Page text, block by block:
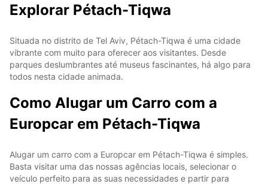
Explorar Pétach-Tiqwa
Situada no distrito de Tel Aviv, Pétach-Tiqwa é uma cidade
vibrante com muito para oferecer aos visitantes. Desde
parques deslumbrantes até museus fascinantes, há algo para
todos nesta cidade animada.
Como Alugar um Carro com a
Europcar em Pétach-Tiqwa
Alugar um carro com a Europcar em Pétach-Tiqwa é simples.
Basta visitar uma das nossas agências locais, selecionar o
veículo perfeito para as suas necessidades e partir para